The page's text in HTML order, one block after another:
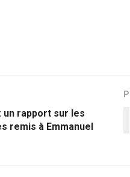
un rapport sur les
remis à Emmanuel